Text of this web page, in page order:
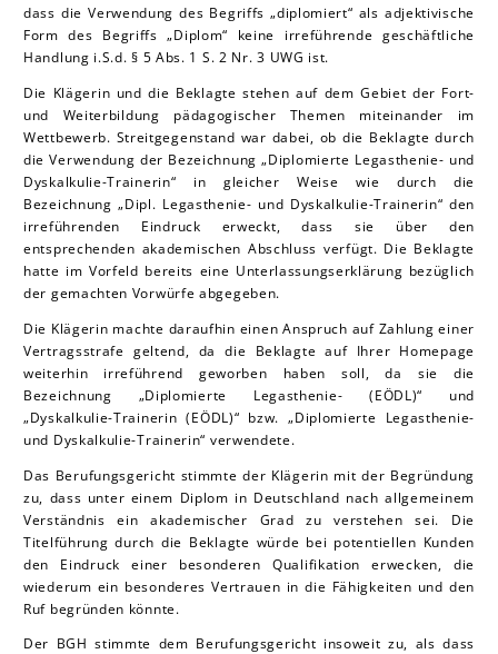
dass die Verwendung des Begriffs „diplomiert“ als adjektivische
Form des Begriffs „Diplom“ keine irreführende geschäftliche
Handlung i.S.d. § 5 Abs. 1 S. 2 Nr. 3 UWG ist.
Die Klägerin und die Beklagte stehen auf dem Gebiet der Fort-
und Weiterbildung pädagogischer Themen miteinander im
Wettbewerb. Streitgegenstand war dabei, ob die Beklagte durch
die Verwendung der Bezeichnung „Diplomierte Legasthenie- und
Dyskalkulie-Trainerin“ in gleicher Weise wie durch die
Bezeichnung „Dipl. Legasthenie- und Dyskalkulie-Trainerin“ den
irreführenden Eindruck erweckt, dass sie über den
entsprechenden akademischen Abschluss verfügt. Die Beklagte
hatte im Vorfeld bereits eine Unterlassungserklärung bezüglich
der gemachten Vorwürfe abgegeben.
Die Klägerin machte daraufhin einen Anspruch auf Zahlung einer
Vertragsstrafe geltend, da die Beklagte auf Ihrer Homepage
weiterhin irreführend geworben haben soll, da sie die
Bezeichnung „Diplomierte Legasthenie- (EÖDL)“ und
„Dyskalkulie-Trainerin (EÖDL)“ bzw. „Diplomierte Legasthenie-
und Dyskalkulie-Trainerin“ verwendete.
Das Berufungsgericht stimmte der Klägerin mit der Begründung
zu, dass unter einem Diplom in Deutschland nach allgemeinem
Verständnis ein akademischer Grad zu verstehen sei. Die
Titelführung durch die Beklagte würde bei potentiellen Kunden
den Eindruck einer besonderen Qualifikation erwecken, die
wiederum ein besonderes Vertrauen in die Fähigkeiten und den
Ruf begründen könnte.
Der BGH stimmte dem Berufungsgericht insoweit zu, als dass